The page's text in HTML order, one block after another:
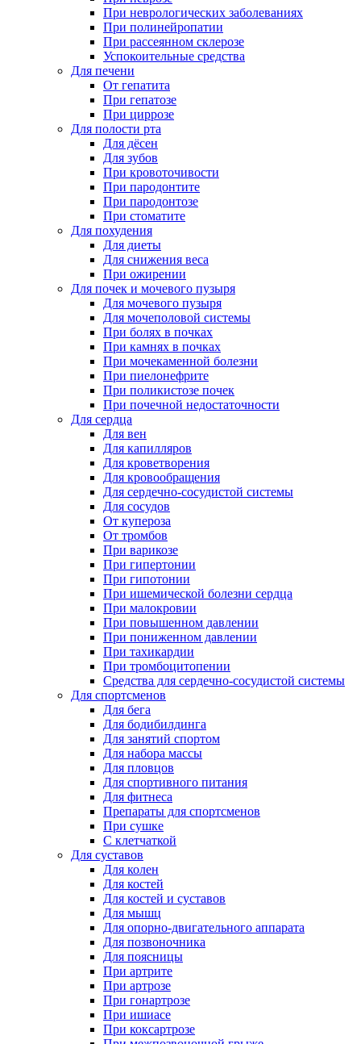
При неврологических заболеваниях
При полинейропатии
При рассеянном склерозе
Успокоительные средства
Для печени
От гепатита
При гепатозе
При циррозе
Для полости рта
Для дёсен
Для зубов
При кровоточивости
При пародонтите
При пародонтозе
При стоматите
Для похудения
Для диеты
Для снижения веса
При ожирении
Для почек и мочевого пузыря
Для мочевого пузыря
Для мочеполовой системы
При болях в почках
При камнях в почках
При мочекаменной болезни
При пиелонефрите
При поликистозе почек
При почечной недостаточности
Для сердца
Для вен
Для капилляров
Для кроветворения
Для кровообращения
Для сердечно-сосудистой системы
Для сосудов
От купероза
От тромбов
При варикозе
При гипертонии
При гипотонии
При ишемической болезни сердца
При малокровии
При повышенном давлении
При пониженном давлении
При тахикардии
При тромбоцитопении
Средства для сердечно-сосудистой системы
Для спортсменов
Для бега
Для бодибилдинга
Для занятий спортом
Для набора массы
Для пловцов
Для спортивного питания
Для фитнеса
Препараты для спортсменов
При сушке
С клетчаткой
Для суставов
Для колен
Для костей
Для костей и суставов
Для мышц
Для опорно-двигательного аппарата
Для позвоночника
Для поясницы
При артрите
При артрозе
При гонартрозе
При ишиасе
При коксартрозе